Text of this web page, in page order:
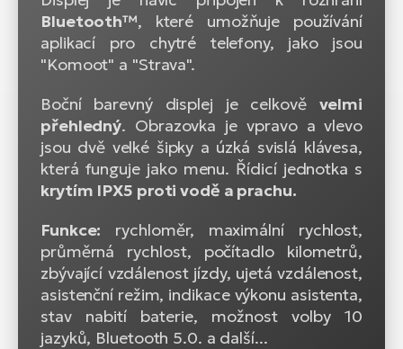
Bluetooth™, které umožňuje používání
aplikací pro chytré telefony, jako jsou
"Komoot" a "Strava".
Boční barevný displej je celkově velmi
přehledný. Obrazovka je vpravo a vlevo
jsou dvě velké šipky a úzká svislá klávesa,
která funguje jako menu. Řídicí jednotka s
krytím IPX5 proti vodě a prachu.
Funkce: rychloměr, maximální rychlost,
průměrná rychlost, počítadlo kilometrů,
zbývající vzdálenost jízdy, ujetá vzdálenost,
asistenční režim, indikace výkonu asistenta,
stav nabití baterie, možnost volby 10
jazyků, Bluetooth 5.0. a další...